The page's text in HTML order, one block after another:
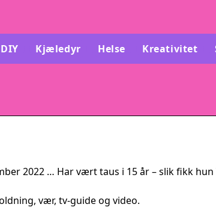
DIY Kjæledyr Helse Kreativitet
2022 … Har vært taus i 15 år – slik fikk hun
vær, tv-guide og video.